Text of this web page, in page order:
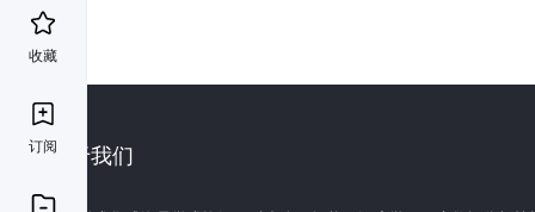
收藏
订阅关于我们